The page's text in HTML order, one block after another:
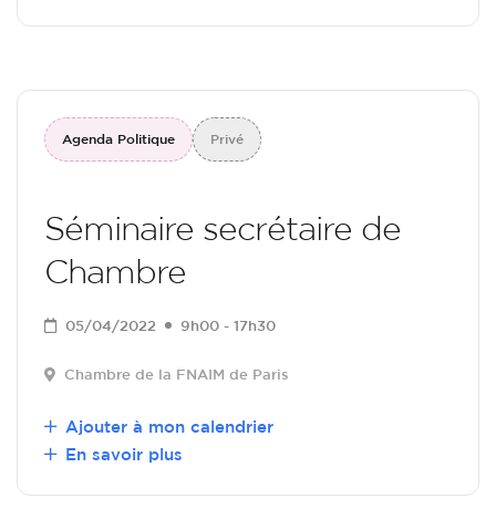
Agenda Politique Privé
Séminaire secrétaire de
Chambre
05/04/2022 9h00 - 17h30
Chambre de la FNAIM de Paris
Ajouter à mon calendrier
En savoir plus